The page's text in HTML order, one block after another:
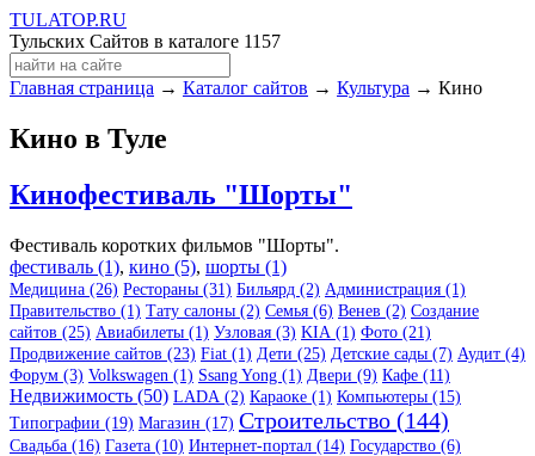
TULATOP.RU
Тульских Сайтов в каталоге 1157
Главная страница → Каталог сайтов → Культура → Кино
Кино в Туле
Кинофестиваль "Шорты"
Фестиваль коротких фильмов "Шорты".
фестиваль (1), кино (5), шорты (1)
Медицина (26) Рестораны (31) Бильярд (2) Администрация (1)
Правительство (1) Тату салоны (2) Семья (6) Венев (2) Создание
сайтов (25) Авиабилеты (1) Узловая (3) KIA (1) Фото (21)
Продвижение сайтов (23) Fiat (1) Дети (25) Детские сады (7) Аудит (4)
Форум (3) Volkswagen (1) Ssang Yong (1) Двери (9) Кафе (11)
Недвижимость (50) LADA (2) Караоке (1) Компьютеры (15)
Типографии (19) Магазин (17) Строительство (144)
Свадьба (16) Газета (10) Интернет-портал (14) Государство (6)